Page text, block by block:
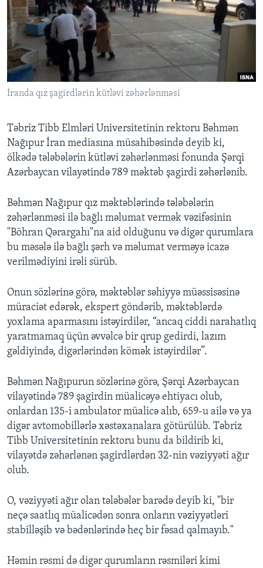
BIZI IZLƏYIN
Dillər
İranda qız şagirdlərin kütləvi zəhərlənməsi
Təbriz Tibb Elmləri Universitetinin rektoru Bəhmən
Nağıpur İran mediasına müsahibəsində deyib ki,
ölkədə tələbələrin kütləvi zəhərlənməsi fonunda Şərqi
Azərbaycan vilayətində 789 məktəb şagirdi zəhərlənib.
Bəhmən Nağıpur qız məktəblərində tələbələrin
zəhərlənməsi ilə bağlı məlumat vermək vəzifəsinin
"Böhran Qərargahı"na aid olduğunu və digər qurumlara
bu məsələ ilə bağlı şərh və məlumat verməyə icazə
verilmədiyini irəli sürüb.
Onun sözlərinə görə, məktəblər səhiyyə müəssisəsinə
müraciət edərək, ekspert göndərib, məktəblərdə
yoxlama aparmasını istəyirdilər, “ancaq ciddi narahatlıq
yaratmamaq üçün əvvəlcə bir qrup gedirdi, lazım
gəldiyində, digərlərindən kömək istəyirdilər”.
Bəhmən Nağıpurun sözlərinə görə, Şərqi Azərbaycan
vilayətində 789 şagirdin müalicəyə ehtiyacı olub,
onlardan 135-i ambulator müalicə alıb, 659-u ailə və ya
digər avtomobillərlə xəstəxanalara götürülüb. Təbriz
Tibb Universitetinin rektoru bunu da bildirib ki,
vilayətdə zəhərlənən şagirdlərdən 32-nin vəziyyəti ağır
olub.
O, vəziyyəti ağır olan tələbələr barədə deyib ki, "bir
neçə saatlıq müalicədən sonra onların vəziyyətləri
stabilləşib və bədənlərində heç bir fəsad qalmayıb."
Həmin rəsmi də digər qurumların rəsmiləri kimi